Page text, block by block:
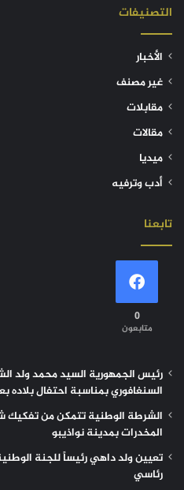
التصنيفات
الأخبار
غير مصنف
مقابلات
مقالات
ميديا
أدب وترفيه
تابعنا
0
متابعون
رئيس الجمهورية السيد محمد ولد
السنغافوري بمناسبة احتفال بلاده
الشرطة الوطنية تتمكن من تفكيك
المخدرات بمدينة نواذيبو
تعيين ولد داهي رئيساً للجنة
رئاسي